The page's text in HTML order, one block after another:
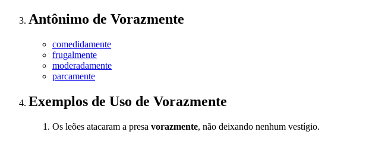
Antônimo de Vorazmente
comedidamente
frugalmente
moderadamente
parcamente
Exemplos de Uso de Vorazmente
Os leões atacaram a presa vorazmente, não deixando nenhum vestígio.